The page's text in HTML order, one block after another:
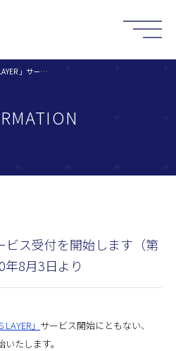
「CROSS LAYER 」サービス受付を開始します（第一期10社様限定）2020年8月3日より
ビス受付を開始します（第
8月3日より
」 サービス開始にともない、
たします。